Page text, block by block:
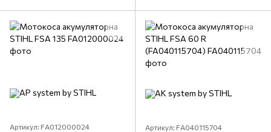
Артикул: FA012000024 Артикул: FA040115704